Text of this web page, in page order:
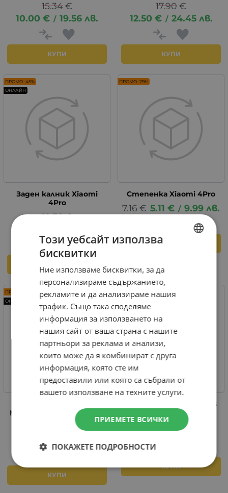
15.34€
10.00 € / 19.56 лв.
КУПИ
17.90€
12.50 € / 24.45 лв.
КУПИ
Заден калник Xiaomi
4Pro
12.78€
ПРОМО -45%
ОНЛАЙН
Степенка Xiaomi 4Pro
7.16€ 5.11 € / 9.99 лв.
КУПИ
ПРОМО -29%
М365/Pro/Pro 2/1S(черен)
КУПИ
ПРОМО -51%
ОНЛАЙН
Външна гума - 10.5х2.75
25.56
€
18.00 € / 35.20
КУПИ
ПРОМО -30%
Този уебсайт използва
бисквитки
Ние използваме бисквитки, за да
персонализираме съдържанието,
рекламите и да анализираме нашия
трафик. Също така споделяме
информация за използването на
нашия сайт от ваша страна с нашите
партньори за реклама и анализи,
които може да я комбинират с друга
информация, която сте им
предоставили или която са събрали от
вашето използване на техните услуги.
ПРИЕМЕТЕ ВСИЧКИ
ПОКАЖЕТЕ ПОДРОБНОСТИ